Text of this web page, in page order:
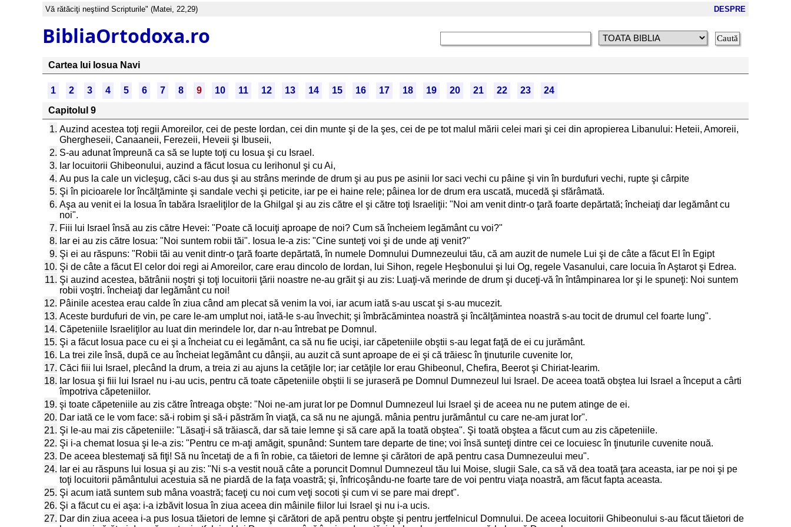
Vă rătăciţi neştiind Scripturile" (Matei, 22,29) DESPRE
BibliaOrtodoxa.ro
Cartea lui Iosua Navi
1 2 3 4 5 6 7 8 9 10 11 12 13 14 15 16 17 18 19 20 21 22 23
24
Capitolul 9
1. Auzind acestea toţi regii Amoreilor, cei de peste Iordan, cei din munte şi de la şes, cei de pe tot malul mării celei mari şi cei din apropierea Libanului: Heteii, Amoreii,
Ghergheseii, Canaaneii, Ferezeii, Heveii şi Ibuseii,
2. S-au adunat împreună ca să se lupte toţi cu Iosua şi cu Israel.
3. Iar locuitorii Ghibeonului, auzind a făcut Iosua cu Ierihonul şi cu Ai,
4. Au pus la cale un vicleşug, căci s-au dus şi au strâns merinde de drum şi au pus pe asinii lor saci vechi cu pâine şi vin în burdufuri vechi, rupte şi cârpite
5. Şi în picioarele lor încălţăminte şi sandale vechi şi peticite, iar pe ei haine rele; pâinea lor de drum era uscată, mucedă şi sfărâmată.
6. Aşa au venit ei la Iosua în tabăra Israeliţilor de la Ghilgal şi au zis către el şi către toţi Israeliţii: "Noi am venit dintr-o ţară foarte depărtată; încheiaţi dar legământ cu
noi".
7. Fiii lui Israel însă au zis către Hevei: "Poate că locuiţi aproape de noi? Cum să încheiem legământ cu voi?"
8. Iar ei au zis către Iosua: "Noi suntem robii tăi". Iosua le-a zis: "Cine sunteţi voi şi de unde aţi venit?"
9. Şi ei au răspuns: "Robii tăi au venit dintr-o ţară foarte depărtată, în numele Domnului Dumnezeului tău, că am auzit de numele Lui şi de câte a făcut El în Egipt
10. Şi de câte a făcut El celor doi regi ai Amoreilor, care erau dincolo de Iordan, lui Sihon, regele Heşbonului şi lui Og, regele Vasanului, care locuia în Aştarot şi Edrea.
11. Şi auzind acestea, bătrânii noştri şi toţi locuitorii ţării noastre ne-au grăit şi au zis: Luaţi-vă merinde de drum şi duceţi-vă în întâmpinarea lor şi le spuneţi: Noi suntem
robii voştri. încheiaţi dar legământ cu noi!
12. Pâinile acestea erau calde în ziua când am plecat să venim la voi, iar acum iată s-au uscat şi s-au mucezit.
13. Aceste burdufuri de vin, pe care le-am umplut noi, iată-le s-au învechit; şi îmbrăcămintea noastră şi încălţămintea noastră s-au tocit de drumul cel foarte lung".
14. Căpeteniile Israeliţilor au luat din merindele lor, dar n-au întrebat pe Domnul.
15. Şi a făcut Iosua pace cu ei şi a încheiat cu ei legământ, ca să nu fie ucişi, iar căpeteniile obştii s-au legat faţă de ei cu jurământ.
16. La trei zile însă, după ce au încheiat legământ cu dânşii, au auzit că sunt aproape de ei şi că trăiesc în ţinuturile cuvenite lor,
17. Căci fiii lui Israel, plecând la drum, a treia zi au ajuns la cetăţile lor; iar cetăţile lor erau Ghibeonul, Chefira, Beerot şi Chiriat-Iearim.
18. Iar Iosua şi fiii lui Israel nu i-au ucis, pentru că toate căpeteniile obştii li se juraseră pe Domnul Dumnezeul lui Israel. De aceea toată obştea lui Israel a început a cârti
împotriva căpeteniilor.
19. şi toate căpeteniile au zis către întreaga obşte: "Noi ne-am jurat lor pe Domnul Dumnezeul lui Israel şi de aceea nu ne putem atinge de ei.
20. Dar iată ce le vom face: să-i robim şi să-i păstrăm în viaţă, ca să nu ne ajungă. mânia pentru jurământul cu care ne-am jurat lor".
21. Şi le-au mai zis căpeteniile: "Lăsaţi-i să trăiască, dar să taie lemne şi să care apă la toată obştea". Şi toată obştea a făcut cum au zis căpeteniile.
22. Şi i-a chemat Iosua şi le-a zis: "Pentru ce m-aţi amăgit, spunând: Suntem tare departe de tine; voi însă sunteţi dintre cei ce locuiesc în ţinuturile cuvenite nouă.
23. De aceea blestemaţi să fiţi! Să nu încetaţi de a fi în robie, ca tăietori de lemne şi cărători de apă pentru casa Dumnezeului meu".
24. Iar ei au răspuns lui Iosua şi au zis: "Ni s-a vestit nouă câte a poruncit Domnul Dumnezeul tău lui Moise, slugii Sale, ca să vă dea toată ţara aceasta, iar pe noi şi pe
toţi locuitorii pământului acestuia să ne piardă de la faţa voastră; şi, înfricoşându-ne foarte tare de voi pentru viaţa noastră, am făcut fapta aceasta.
25. Şi acum iată suntem sub mâna voastră; faceţi cu noi cum veţi socoti şi cum vi se pare mai drept".
26. Şi a făcut cu ei aşa: i-a izbăvit Iosua în ziua aceea din mâinile fiilor lui Israel şi nu i-a ucis.
27. Dar din ziua aceea i-a pus Iosua tăietori de lemne şi cărători de apă pentru obşte şi pentru jertfelnicul Domnului. De aceea locuitorii Ghibeonului s-au făcut tăietori de